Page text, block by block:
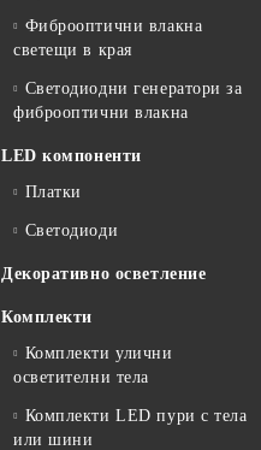
Фиброоптични влакна
светещи в края
Светодиодни генератори за
фиброоптични влакна
LED компоненти
Платки
Светодиоди
Декоративно осветление
Комплекти
Комплекти улични
осветителни тела
Комплекти LED пури с тела
или шини